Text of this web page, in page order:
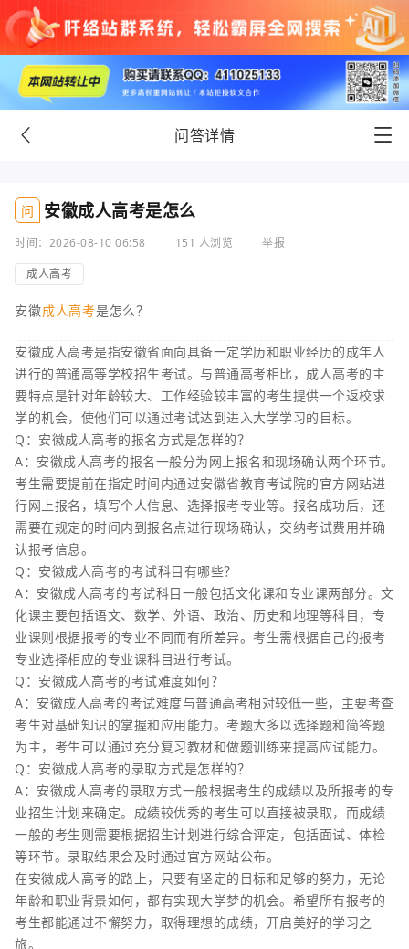
问答详情
问 安徽成人高考是怎么
时间：2026-08-10 06:58 151 人浏览
举报
成人高考
安徽成人高考是怎么？
安徽成人高考是指安徽省面向具备一定学历和职业经历的成年人
进行的普通高等学校招生考试。与普通高考相比，成人高考的主
要特点是针对年龄较大、工作经验较丰富的考生提供一个返校求
学的机会，使他们可以通过考试达到进入大学学习的目标。
Q：安徽成人高考的报名方式是怎样的？
A：安徽成人高考的报名一般分为网上报名和现场确认两个环节。
考生需要提前在指定时间内通过安徽省教育考试院的官方网站进
行网上报名，填写个人信息、选择报考专业等。报名成功后，还
需要在规定的时间内到报名点进行现场确认，交纳考试费用并确
认报考信息。
Q：安徽成人高考的考试科目有哪些？
A：安徽成人高考的考试科目一般包括文化课和专业课两部分。文
化课主要包括语文、数学、外语、政治、历史和地理等科目，专
业课则根据报考的专业不同而有所差异。考生需根据自己的报考
专业选择相应的专业课科目进行考试。
Q：安徽成人高考的考试难度如何？
A：安徽成人高考的考试难度与普通高考相对较低一些，主要考查
考生对基础知识的掌握和应用能力。考题大多以选择题和简答题
为主，考生可以通过充分复习教材和做题训练来提高应试能力。
Q：安徽成人高考的录取方式是怎样的？
A：安徽成人高考的录取方式一般根据考生的成绩以及所报考的专
业招生计划来确定。成绩较优秀的考生可以直接被录取，而成绩
一般的考生则需要根据招生计划进行综合评定，包括面试、体检
等环节。录取结果会及时通过官方网站公布。
在安徽成人高考的路上，只要有坚定的目标和足够的努力，无论
年龄和职业背景如何，都有实现大学梦的机会。希望所有报考的
考生都能通过不懈努力，取得理想的成绩，开启美好的学习之
旅。